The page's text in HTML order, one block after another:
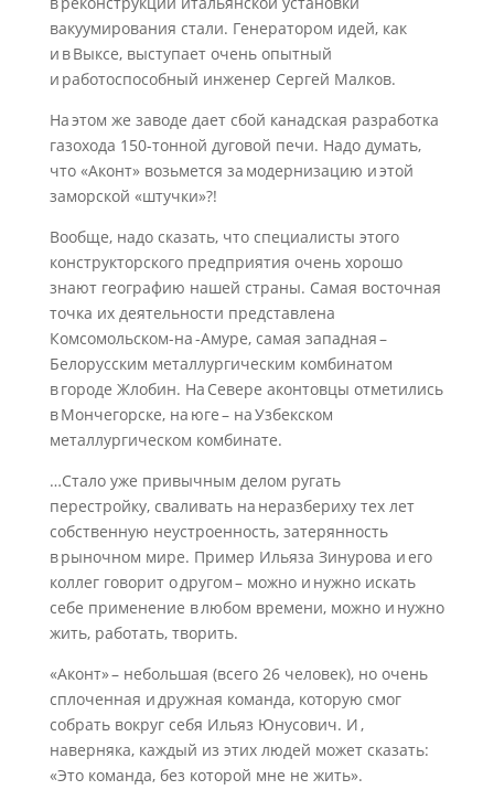
вакуумирования стали. Генератором идей, как
и в Выксе, выступает очень опытный
и работоспособный инженер Сергей Малков.
На этом же заводе дает сбой канадская разработка
газохода 150-тонной дуговой печи. Надо думать,
что «Аконт» возьмется за модернизацию и этой
заморской «штучки»?!
Вообще, надо сказать, что специалисты этого
конструкторского предприятия очень хорошо
знают географию нашей страны. Самая восточная
точка их деятельности представлена
Комсомольском-на -Амуре, самая западная –
Белорусским металлургическим комбинатом
в городе Жлобин. На Севере аконтовцы отметились
в Мончегорске, на юге – на Узбекском
металлургическом комбинате.
…Стало уже привычным делом ругать
перестройку, сваливать на неразбериху тех лет
собственную неустроенность, затерянность
в рыночном мире. Пример Ильяза Зинурова и его
коллег говорит о другом – можно и нужно искать
себе применение в любом времени, можно и нужно
жить, работать, творить.
«Аконт» – небольшая (всего 26 человек), но очень
сплоченная и дружная команда, которую смог
собрать вокруг себя Ильяз Юнусович. И ,
наверняка, каждый из этих людей может сказать:
«Это команда, без которой мне не жить».